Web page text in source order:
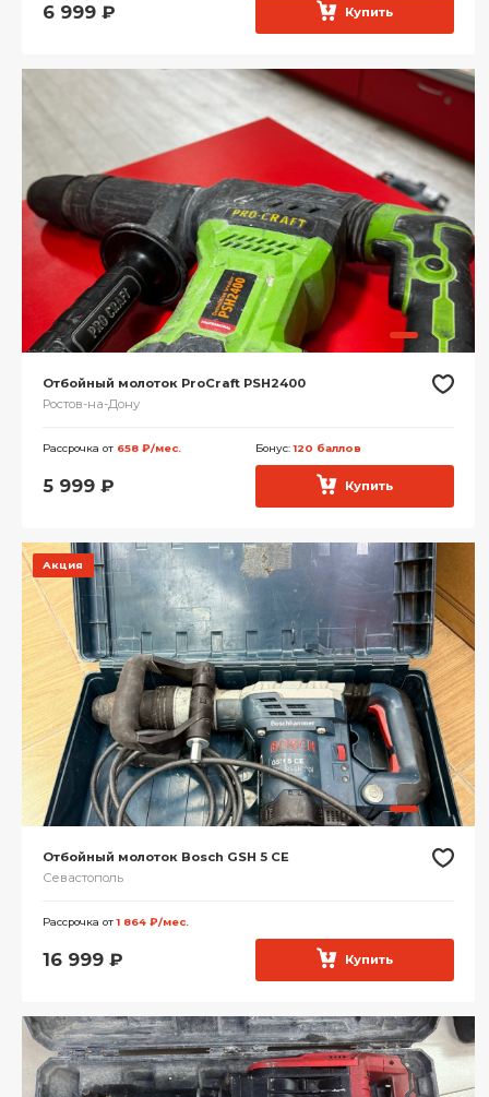
6 999 ₽ Купить
Отбойный молоток ProCraft PSH2400
Ростов-на-Дону
Рассрочка от 658 ₽/мес. Бонус:120 баллов
5 999 ₽ Купить
Акция
Отбойный молоток Bosch GSH 5 CE
Севастополь
Рассрочка от1 864 ₽/мес.
16 999 ₽ Купить